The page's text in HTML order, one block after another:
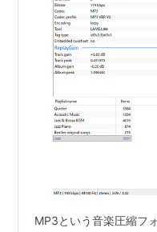
MP3という音楽圧縮フ